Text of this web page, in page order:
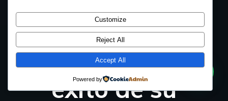
15 años de
excelencia que
garantizan el
éxito de su
Customize
Reject All
Accept All
Powered by